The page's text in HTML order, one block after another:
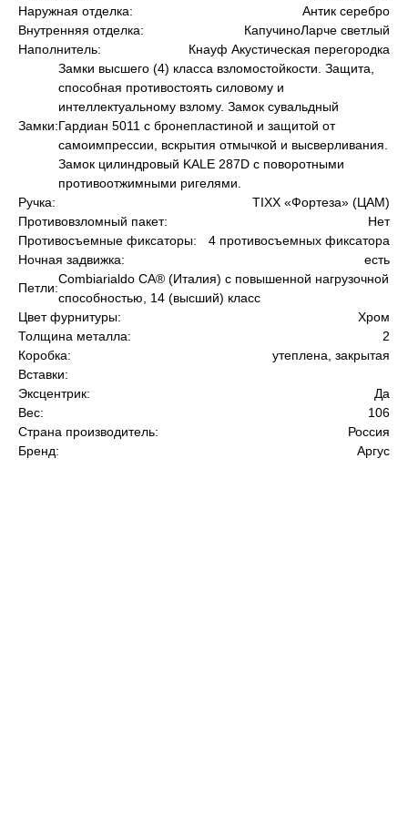
Наружная отделка:
Антик серебро
Внутренняя отделка:
КапучиноЛарче светлый
Наполнитель:
Кнауф Акустическая перегородка
Замки:
Замки высшего (4) класса взломостойкости. Защита,
способная противостоять силовому и
интеллектуальному взлому. Замок сувальдный
Гардиан 5011 с бронепластиной и защитой от
самоимпрессии, вскрытия отмычкой и высверливания.
Замок цилиндровый KALE 287D с поворотными
противоотжимными ригелями.
Ручка:
TIXX «Фортеза» (ЦАМ)
Противовзломный пакет:
Нет
Противосъемные фиксаторы:
4 противосъемных фиксатора
Ночная задвижка:
есть
Петли:
Сombiarialdo СА® (Италия) с повышенной нагрузочной
способностью, 14 (высший) класс
Цвет фурнитуры:
Хром
Толщина металла:
2
Коробка:
утеплена, закрытая
Вставки:
Эксцентрик:
Да
Вес:
106
Страна производитель:
Россия
Бренд:
Аргус